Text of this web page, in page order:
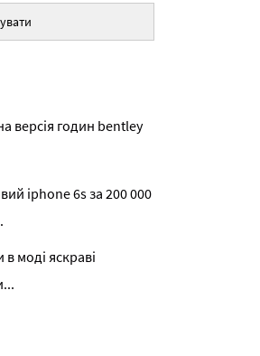
версія годин bentley
iphone 6s за 200 000
в моді яскраві